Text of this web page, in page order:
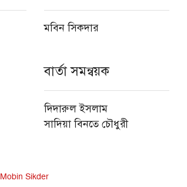
মবিন সিকদার
বার্তা সমন্বয়ক
দিদারুল ইসলাম
সাদিয়া বিনতে চৌধুরী
Mobin Sikder